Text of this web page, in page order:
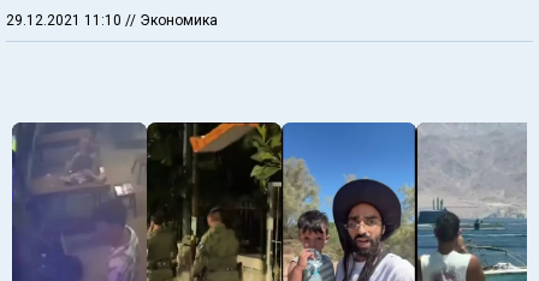
29.12.2021 11:10 // Экономика